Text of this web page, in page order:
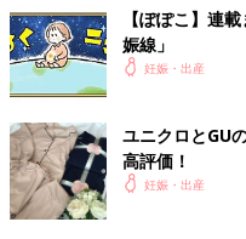
【ぽぽこ】連
娠線」
妊娠・出産
ユニクロとGU
高評価！
妊娠・出産